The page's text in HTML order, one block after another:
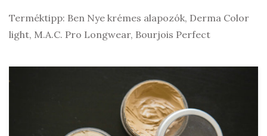
Terméktipp: Ben Nye krémes alapozók, Derma Color
light, M.A.C. Pro Longwear, Bourjois Perfect